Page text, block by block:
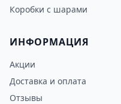
Коробки с шарами
ИНФОРМАЦИЯ
Акции
Доставка и оплата
Отзывы